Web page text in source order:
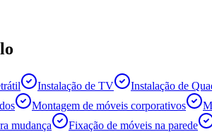
Instalação de TV Instalação de
Montagem de móveis corporativos
mudança Fixação de móveis na parede